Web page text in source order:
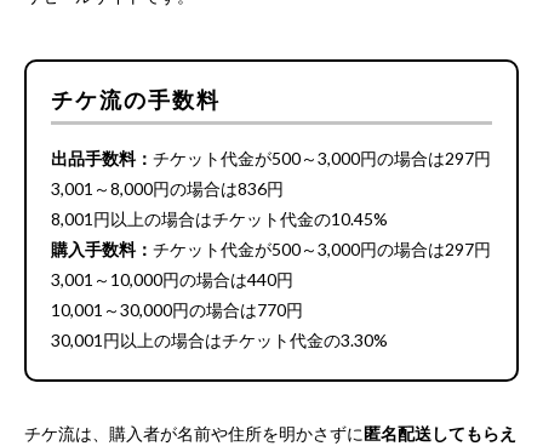
チケ流の手数料
出品手数料： チケット代金が500～3,000円の場合は297円
3,001～8,000円の場合は836円
8,001円以上の場合はチケット代金の10.45%
購入手数料： チケット代金が500～3,000円の場合は297円
3,001～10,000円の場合は440円
10,001～30,000円の場合は770円
30,001円以上の場合はチケット代金の3.30%
チケ流は、購入者が名前や住所を明かさずに匿名配送してもらえ